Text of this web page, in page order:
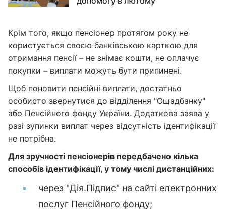
Крім того, якщо пенсіонер протягом року не
користується своєю банківською карткою для
отримання пенсії – не знімає кошти, не оплачує
покупки – виплати можуть бути припинені.
Щоб поновити пенсійні виплати, достатньо
особисто звернутися до відділення "Ощадбанку"
або Пенсійного фонду України. Додаткова заява у
разі зупинки виплат через відсутність ідентифікації
не потрібна.
Для зручності пенсіонерів передбачено кілька
способів ідентифікації, у тому числі дистанційних:
через "Дія.Підпис" на сайті електронних
послуг Пенсійного фонду;